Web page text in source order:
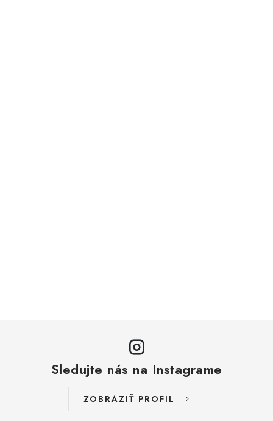
Sledujte nás na Instagrame
ZOBRAZIŤ PROFIL